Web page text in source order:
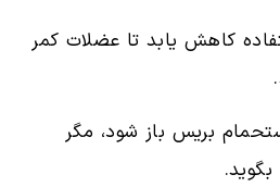
کاهش یابد تا عضلات کمر
بریس باز شود، مگر